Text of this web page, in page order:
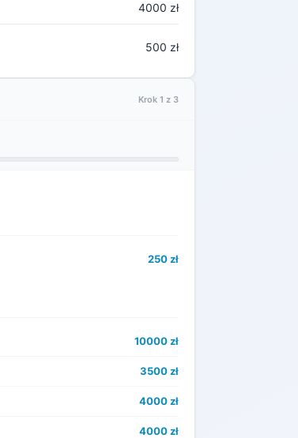
4000 zł
500 zł
Krok 1 z 3
250 zł
10000 zł
3500 zł
4000 zł
4000 zł